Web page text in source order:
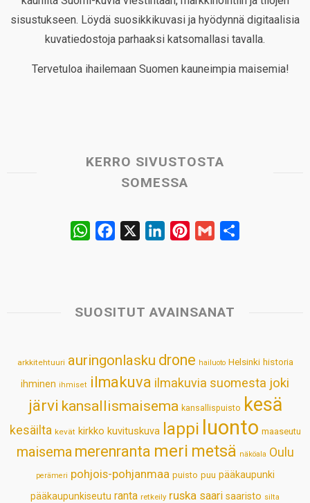
sisustukseen. Löydä suosikkikuvasi ja hyödynnä digitaalisia
kuvatiedostoja parhaaksi katsomallasi tavalla.
Tervetuloa ihailemaan Suomen kauneimpia maisemia!
KERRO SIVUSTOSTA
SOMESSA
W
s
p
b
k
e
n
e
s
t
l
SUOSITUT AVAINSANAT
arkkitehtuuri auringonlasku drone hailuoto Helsinki historia
ihminen ihmiset ilmakuva ilmakuvia suomesta joki
järvi kansallismaisema kansallispuisto kesä
kesäilta kevät kirkko kuvituskuva lappi luonto maaseutu
maisema merenranta meri metsä näköala Oulu
perämeri pohjois-pohjanmaa puisto puu pääkaupunki
pääkaupunkiseutu ranta retkeily ruska saari saaristo silta